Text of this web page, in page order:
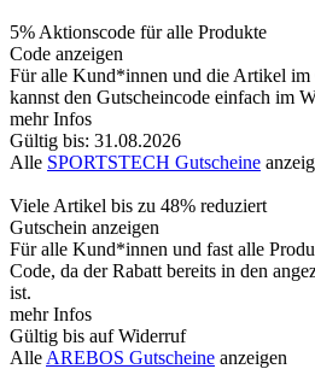
5% Aktionscode für alle Produkte
Code anzeigen
Für alle Kund*innen und die Artikel
kannst den Gutscheincode einfach im
mehr Infos
Gültig bis: 31.08.2026
Alle SPORTSTECH Gutscheine
Viele Artikel bis zu 48% reduziert
Gutschein anzeigen
Für alle Kund*innen und fast alle
Code, da der Rabatt bereits in den
ist.
mehr Infos
Gültig bis auf Widerruf
Alle AREBOS Gutscheine anzeigen